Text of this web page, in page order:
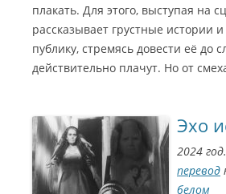
плакать. Для этого, выступая на
рассказывает грустные истории
публику, стремясь довести её до
действительно плачут. Но от
Эхо
2024
перевод
белом